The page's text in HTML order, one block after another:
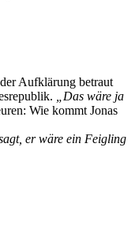
Aufklärung betraut
„Das wäre ja
Wie kommt Jonas
er wäre ein Feigling